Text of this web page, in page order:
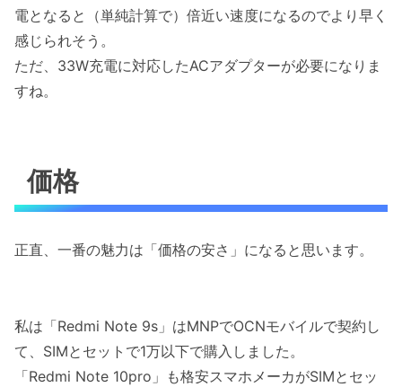
電となると（単純計算で）倍近い速度になるのでより早く
感じられそう。
ただ、33W充電に対応したACアダプターが必要になりま
すね。
価格
正直、一番の魅力は「価格の安さ」になると思います。
私は「Redmi Note 9s」はMNPでOCNモバイルで契約し
て、SIMとセットで1万以下で購入しました。
「Redmi Note 10pro」も格安スマホメーカがSIMとセッ